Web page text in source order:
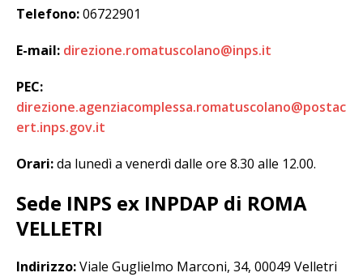
Telefono:06722901
E-mail: direzione.romatuscolano@inps.it
PEC:
direzione.agenziacomplessa.romatuscolano@postac
ert.inps.gov.it
Orari:da lunedì a venerdì dalle ore 8.30 alle 12.00.
Sede INPS ex INPDAP di ROMA
VELLETRI
Indirizzo:Viale Guglielmo Marconi, 34, 00049 Velletri